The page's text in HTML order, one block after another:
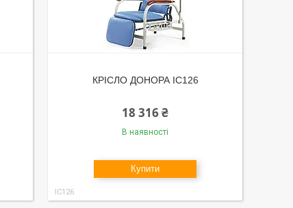
КРІСЛО ДОНОРА IC126
18 316 ₴
В наявності
Купити
IC126